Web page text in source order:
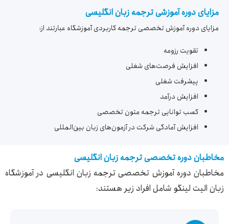
مزایای دوره آموزشی ترجمه زبان انگلیسی
مزایای دوره آموزش تخصصی ترجمه کاربردی آموزشگاه عبارتند از:
تقویت رزومه
افزایش فرصت‌های شغلی
پیشرفت شغلی
افزایش درآمد
کسب توانایی ترجمه متون تخصصی
افزایش آمادگی شرکت در آزمون‌های زبان بین‌المللی
مخاطبان دوره تخصصی ترجمه زبان انگلیسی
مخاطبان دوره آموزش تخصصی ترجمه زبان انگلیسی در آموزشگاه
زبان الیت لینگو شامل افراد زیر هستند: